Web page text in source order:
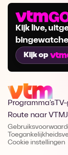
Kijk live,
Kijk op
Programma's
Route naar VTM
Cookie instellingen